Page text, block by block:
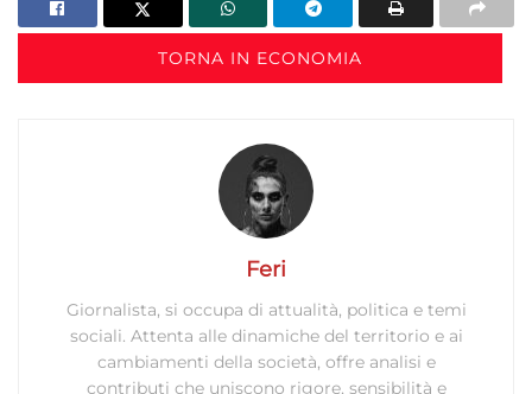
TORNA IN ECONOMIA
Feri
Giornalista, si occupa di attualità, politica e temi
sociali. Attenta alle dinamiche del territorio e ai
cambiamenti della società, offre analisi e
contributi che uniscono rigore, sensibilità e